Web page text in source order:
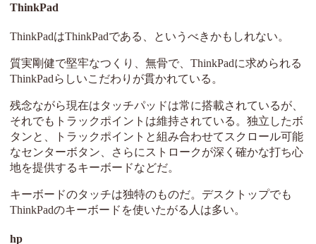
ThinkPad
ThinkPadはThinkPadである、というべきかもしれない。
質実剛健で堅牢なつくり、無骨で、ThinkPadに求められる
ThinkPadらしいこだわりが貫かれている。
残念ながら現在はタッチパッドは常に搭載されているが、
それでもトラックポイントは維持されている。独立したボ
タンと、トラックポイントと組み合わせてスクロール可能
なセンターボタン、さらにストロークが深く確かな打ち心
地を提供するキーボードなどだ。
キーボードのタッチは独特のものだ。デスクトップでも
ThinkPadのキーボードを使いたがる人は多い。
hp